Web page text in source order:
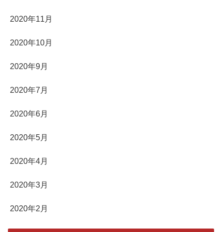
2020年11月
2020年10月
2020年9月
2020年7月
2020年6月
2020年5月
2020年4月
2020年3月
2020年2月